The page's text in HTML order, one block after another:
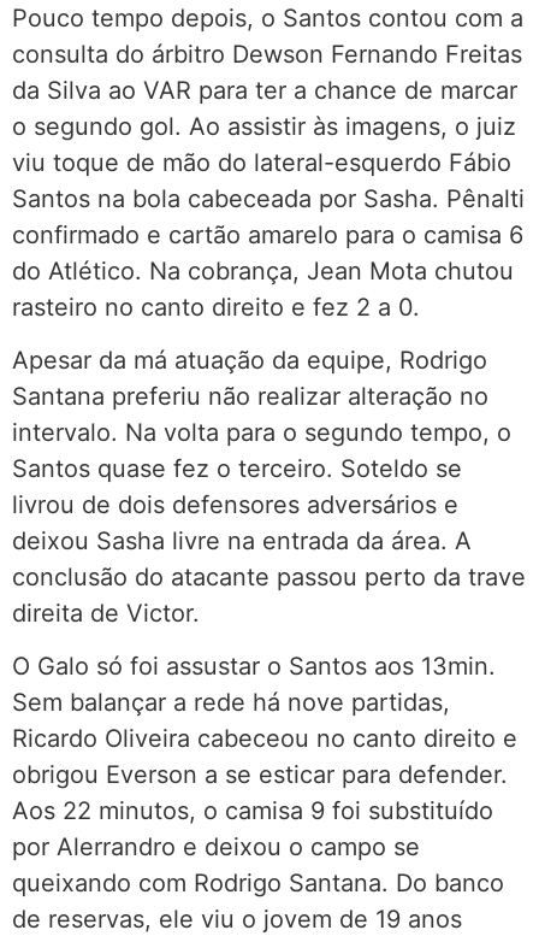
Pouco tempo depois, o Santos contou com a
consulta do árbitro Dewson Fernando Freitas
da Silva ao VAR para ter a chance de marcar
o segundo gol. Ao assistir às imagens, o juiz
viu toque de mão do lateral-esquerdo Fábio
Santos na bola cabeceada por Sasha. Pênalti
confirmado e cartão amarelo para o camisa 6
do Atlético. Na cobrança, Jean Mota chutou
rasteiro no canto direito e fez 2 a 0.
Apesar da má atuação da equipe, Rodrigo
Santana preferiu não realizar alteração no
intervalo. Na volta para o segundo tempo, o
Santos quase fez o terceiro. Soteldo se
livrou de dois defensores adversários e
deixou Sasha livre na entrada da área. A
conclusão do atacante passou perto da trave
direita de Victor.
O Galo só foi assustar o Santos aos 13min.
Sem balançar a rede há nove partidas,
Ricardo Oliveira cabeceou no canto direito e
obrigou Everson a se esticar para defender.
Aos 22 minutos, o camisa 9 foi substituído
por Alerrandro e deixou o campo se
queixando com Rodrigo Santana. Do banco
de reservas, ele viu o jovem de 19 anos